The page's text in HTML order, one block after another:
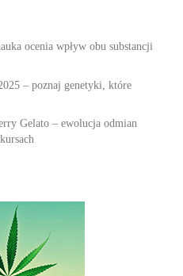
ocenia wpływ obu substancji
– poznaj genetyki, które
Gelato – ewolucja odmian